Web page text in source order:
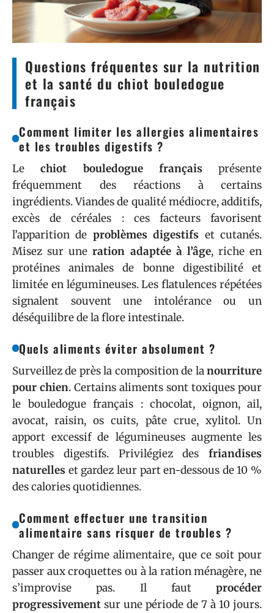
Questions fréquentes sur la nutrition
et la santé du chiot bouledogue
français
Comment limiter les allergies alimentaires
et les troubles digestifs ?
Lechiot bouledogue français présente
fréquemment des réactions à certains
ingrédients. Viandes de qualité médiocre, additifs,
excès de céréales : ces facteurs favorisent
l’apparition de problèmes digestifs et cutanés.
Misez sur uneration adaptée à l’âge, riche en
protéines animales de bonne digestibilité et
limitée en légumineuses. Les flatulences répétées
signalent souvent une intolérance ou un
déséquilibre de la flore intestinale.
Quels aliments éviter absolument ?
Surveillez de près la composition de lanourriture
pour chien. Certains aliments sont toxiques pour
le bouledogue français : chocolat, oignon, ail,
avocat, raisin, os cuits, pâte crue, xylitol. Un
apport excessif de légumineuses augmente les
troubles digestifs. Privilégiez des friandises
naturelles et gardez leur part en-dessous de 10 %
des calories quotidiennes.
Comment effectuer une transition
alimentaire sans risquer de troubles ?
Changer de régime alimentaire, que ce soit pour
passer aux croquettes ou à la ration ménagère, ne
s’improvise pas. Il faut procéder
progressivement sur une période de 7 à 10 jours.